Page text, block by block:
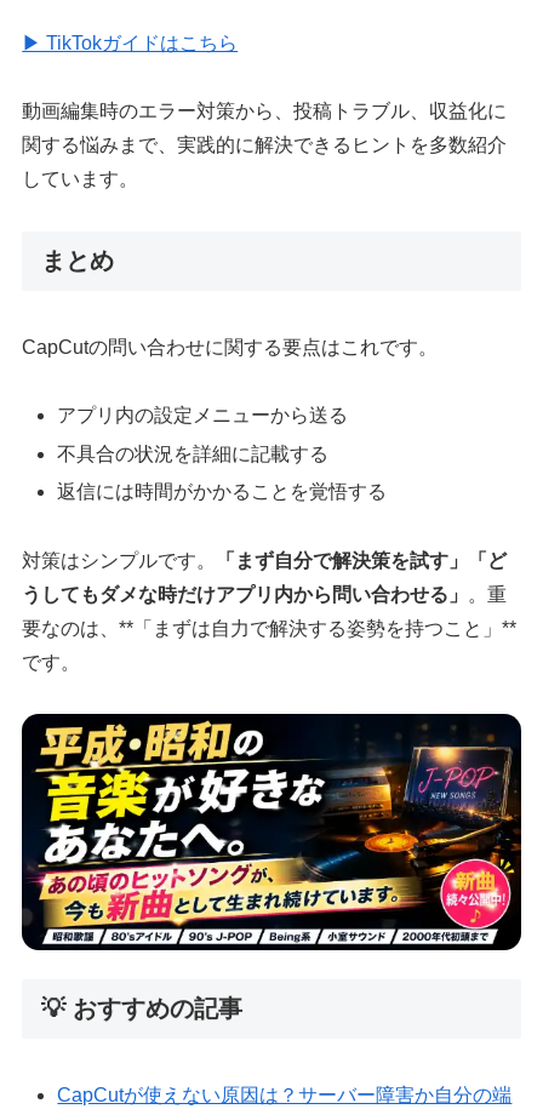
▶ TikTokガイドはこちら
動画編集時のエラー対策から、投稿トラブル、収益化に
関する悩みまで、実践的に解決できるヒントを多数紹介
しています。
まとめ
CapCutの問い合わせに関する要点はこれです。
アプリ内の設定メニューから送る
不具合の状況を詳細に記載する
返信には時間がかかることを覚悟する
対策はシンプルです。
「まず自分で解決策を試す」「ど
うしてもダメな時だけアプリ内から問い合わせる」
。重
要なのは、**「まずは自力で解決する姿勢を持つこと」**
です。
💡 おすすめの記事
CapCutが使えない原因は？サーバー障害か自分の端